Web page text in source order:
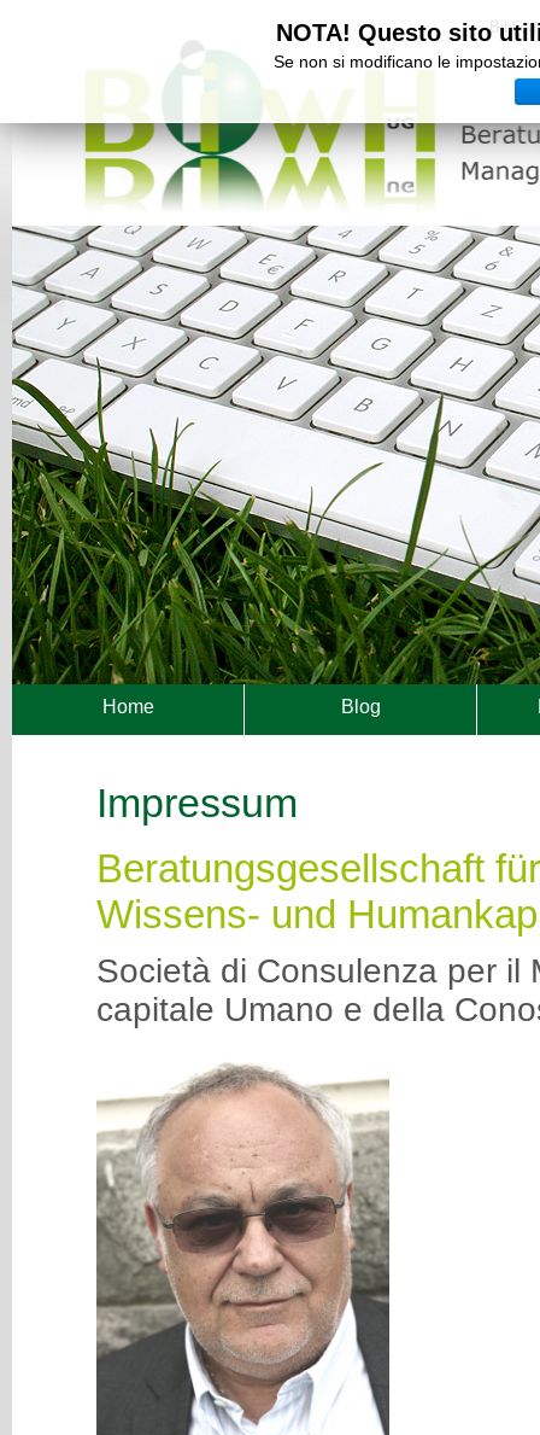
NOTA! Questo sito
Se non si modificano le
Home Blog
Impressum
Beratungsgesellschaft
Wissens- und
Società di Consulenza per il
capitale Umano e della